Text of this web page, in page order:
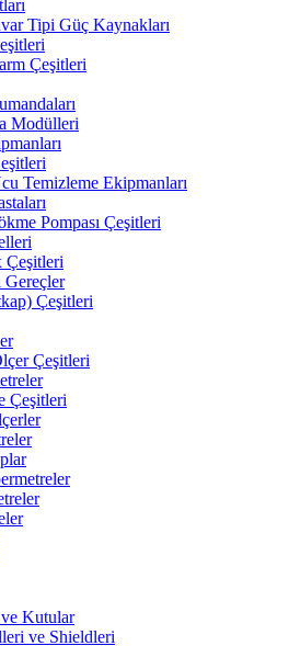
Tipi Güç Kaynakları
Çeşitleri
Modülleri
Temizleme Ekipmanları
Pompası Çeşitleri
Çeşitleri
Gereçler
Çeşitleri
Çeşitleri
Çeşitleri
Kutular
ve Shieldleri